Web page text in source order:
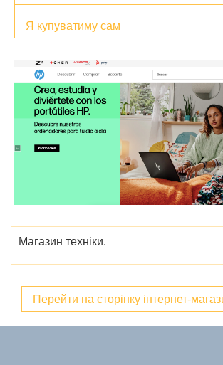
Я купуватиму сам
Магазин техніки.
Перейти на сторінку інтернет-